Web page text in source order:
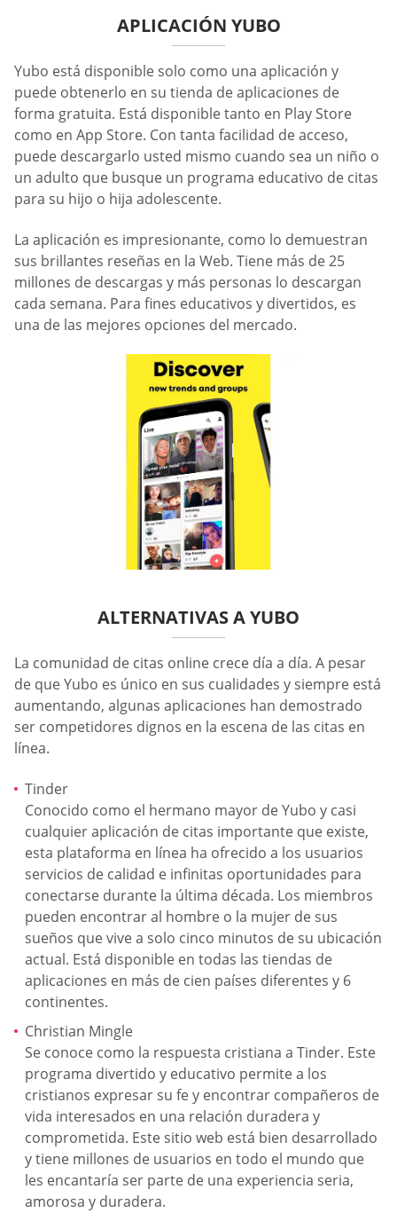
APLICACIÓN YUBO
Yubo está disponible solo como una aplicación y
puede obtenerlo en su tienda de aplicaciones de
forma gratuita. Está disponible tanto en Play Store
como en App Store. Con tanta facilidad de acceso,
puede descargarlo usted mismo cuando sea un niño o
un adulto que busque un programa educativo de citas
para su hijo o hija adolescente.
La aplicación es impresionante, como lo demuestran
sus brillantes reseñas en la Web. Tiene más de 25
millones de descargas y más personas lo descargan
cada semana. Para fines educativos y divertidos, es
una de las mejores opciones del mercado.
ALTERNATIVAS A YUBO
La comunidad de citas online crece día a día. A pesar
de que Yubo es único en sus cualidades y siempre está
aumentando, algunas aplicaciones han demostrado
ser competidores dignos en la escena de las citas en
línea.
Tinder
Conocido como el hermano mayor de Yubo y casi
cualquier aplicación de citas importante que existe,
esta plataforma en línea ha ofrecido a los usuarios
servicios de calidad e infinitas oportunidades para
conectarse durante la última década. Los miembros
pueden encontrar al hombre o la mujer de sus
sueños que vive a solo cinco minutos de su ubicación
actual. Está disponible en todas las tiendas de
aplicaciones en más de cien países diferentes y 6
continentes.
Christian Mingle
Se conoce como la respuesta cristiana a Tinder. Este
programa divertido y educativo permite a los
cristianos expresar su fe y encontrar compañeros de
vida interesados en una relación duradera y
comprometida. Este sitio web está bien desarrollado
y tiene millones de usuarios en todo el mundo que
les encantaría ser parte de una experiencia seria,
amorosa y duradera.